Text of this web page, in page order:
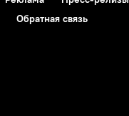
Обратная связь